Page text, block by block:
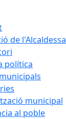
de l'Alcaldessa
política
municipal
al poble